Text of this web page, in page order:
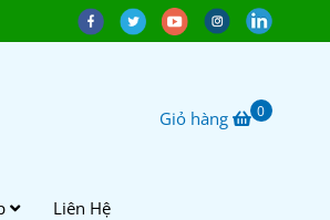
Giỏ hàng 0
Liên Hệ